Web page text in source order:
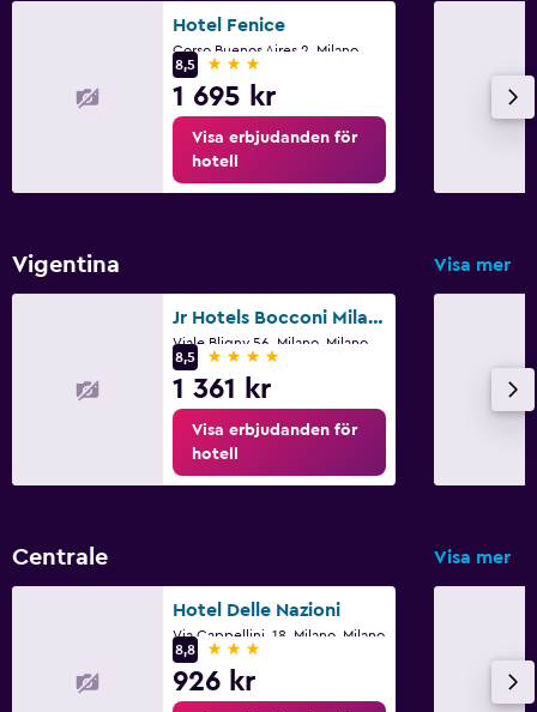
Hotel Fenice
8,5
3 stjärnor
1 695 kr
Visa erbjudanden för
hotell
Vigentina Visa mer
Jr Hotels Bocconi Milano
Viale Bligny 56, Milano, Milano
8,5
4 stjärnor
1 361 kr
Visa erbjudanden för
hotell
Centrale Visa mer
Hotel Delle Nazioni
Via Cappellini, 18, Milano, Milano
8,8
3 stjärnor
926 kr